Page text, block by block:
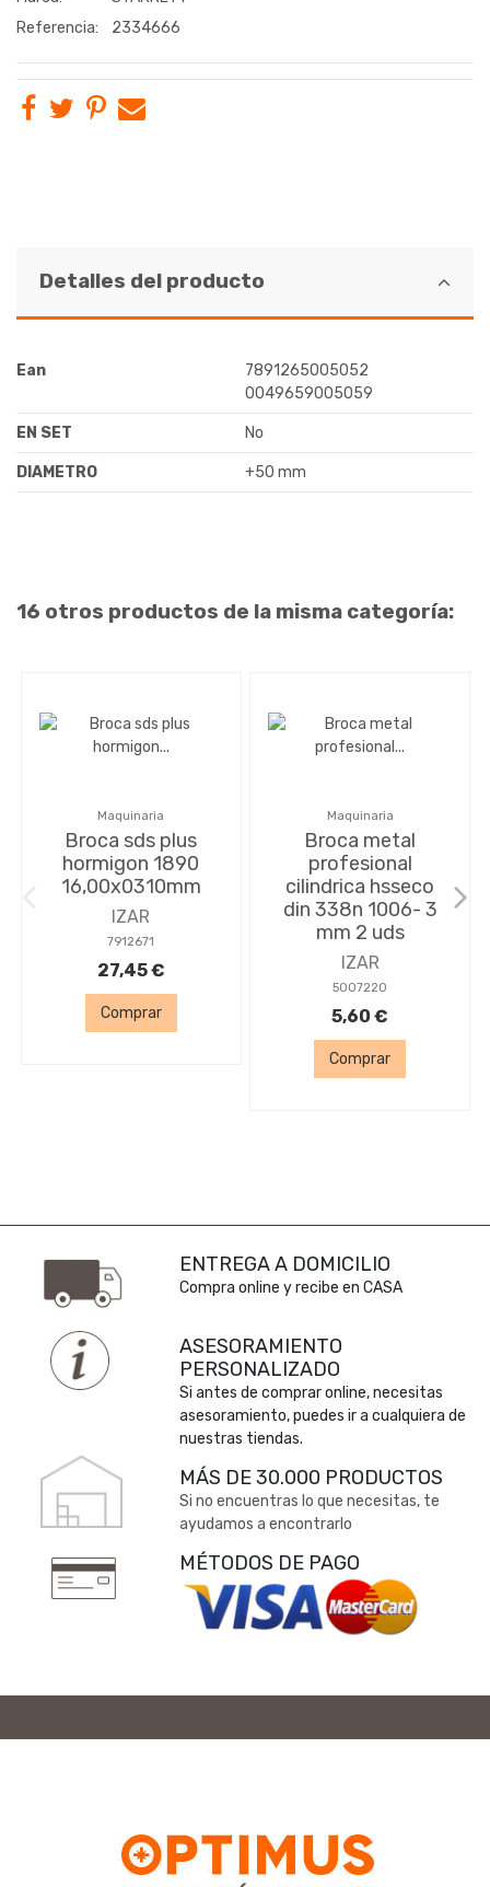
Referencia:
2334666
Detalles del producto
Ean
7891265005052
0049659005059
EN SET No
DIAMETRO +50 mm
16 otros productos de la misma categoría:
Maquinaria
Broca sds plus
hormigon 1890
16,00x0310mm
IZAR
7912671
27,45 €
Comprar
Maquinaria
Broca metal
profesional
cilindrica hsseco
din 338n 1006- 3
mm 2 uds
IZAR
5007220
5,60 €
Comprar
ENTREGA A DOMICILIO
Compra online y recibe en CASA
ASESORAMIENTO
PERSONALIZADO
Si antes de comprar online, necesitas
asesoramiento, puedes ir a cualquiera de
nuestras tiendas.
MÁS DE 30.000 PRODUCTOS
Si no encuentras lo que necesitas, te
ayudamos a encontrarlo
MÉTODOS DE PAGO